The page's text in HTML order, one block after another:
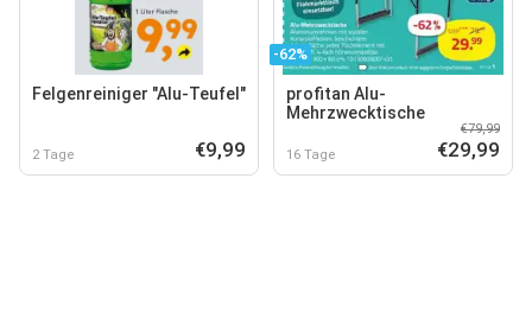
Felgenreiniger "Alu-Teufel"
2 Tage €9,99
-62%
profitan Alu-
Mehrzwecktische
16 Tage
€79,99
€29,99